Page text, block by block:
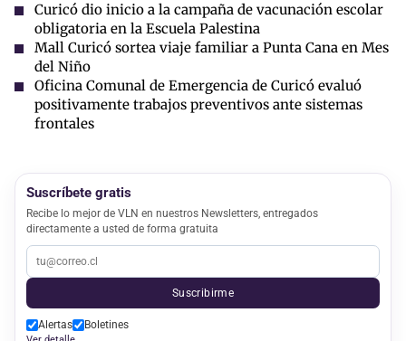
Curicó dio inicio a la campaña de vacunación escolar
obligatoria en la Escuela Palestina
Mall Curicó sortea viaje familiar a Punta Cana en Mes
del Niño
Oficina Comunal de Emergencia de Curicó evaluó
positivamente trabajos preventivos ante sistemas
frontales
Suscríbete gratis
Recibe lo mejor de VLN en nuestros Newsletters, entregados
directamente a usted de forma gratuita
Suscribirme
Alertas Boletines